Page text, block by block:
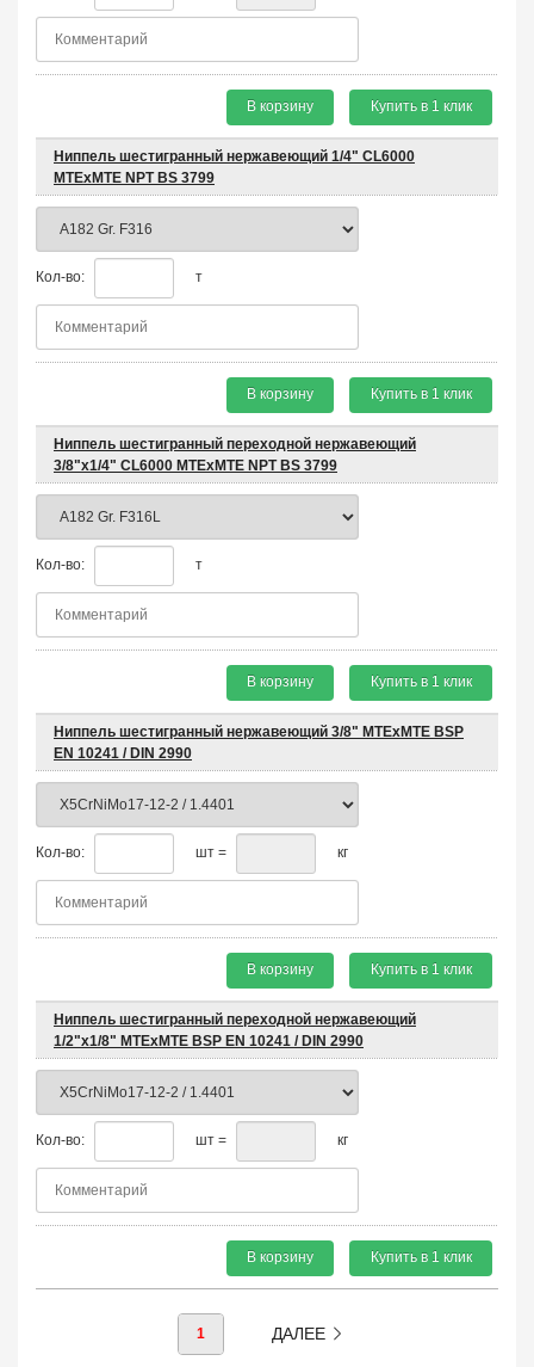
В корзину Купить в 1 клик
Ниппель шестигранный нержавеющий 1/4" CL6000
MTEхMTE NPT BS 3799
Кол-во: т
В корзину Купить в 1 клик
Ниппель шестигранный переходной нержавеющий
3/8"х1/4" CL6000 MTEхMTE NPT BS 3799
Кол-во: т
В корзину Купить в 1 клик
Ниппель шестигранный нержавеющий 3/8" MTEхMTE BSP
EN 10241 / DIN 2990
Кол-во: шт = кг
В корзину Купить в 1 клик
Ниппель шестигранный переходной нержавеющий
1/2"х1/8" MTEхMTE BSP EN 10241 / DIN 2990
Кол-во: шт = кг
В корзину Купить в 1 клик
1 ДАЛЕЕ